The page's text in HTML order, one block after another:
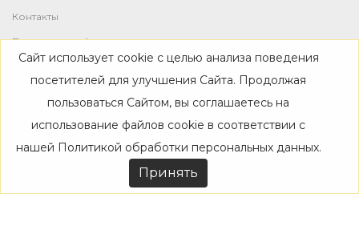
Контакты
Политика конфиденциальности
Магазин
Каталог
Дизайнерам
Акции
Сайт использует cookie с целью анализа поведения
посетителей для улучшения Сайта. Продолжая
пользоваться Сайтом, вы соглашаетесь на
использование файлов cookie в соответствии с
нашей Политикой обработки персональных данных.
Принять